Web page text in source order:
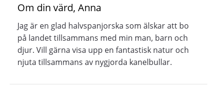
Om din värd, Anna
Jag är en glad halvspanjorska som älskar att bo
på landet tillsammans med min man, barn och
djur. Vill gärna visa upp en fantastisk natur och
njuta tillsammans av nygjorda kanelbullar.